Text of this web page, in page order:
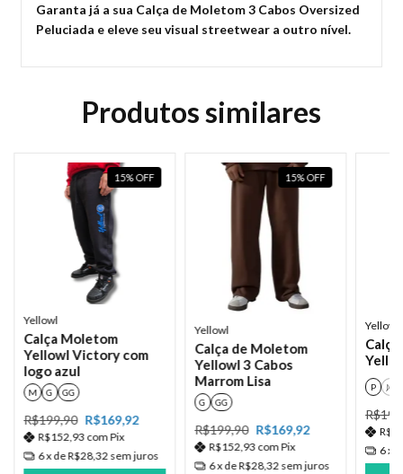
Garanta já a sua Calça de Moletom 3 Cabos Oversized
Peluciada e eleve seu visual streetwear a outro nível.
Produtos similares
15%OFF
Yellowl
Calça Moletom
Yellowl Victory com
logo azul
M G GG
R$199,90 R$169,92
R$152,93 com Pix
6x deR$28,32 sem juros
15%OFF
Yellowl
Calça de Moletom
Yellowl 3 Cabos
Marrom Lisa
G GG
R$199,90 R$169,92
R$152,93 com Pix
6x deR$28,32 sem juros
Yellowl
P M
6x